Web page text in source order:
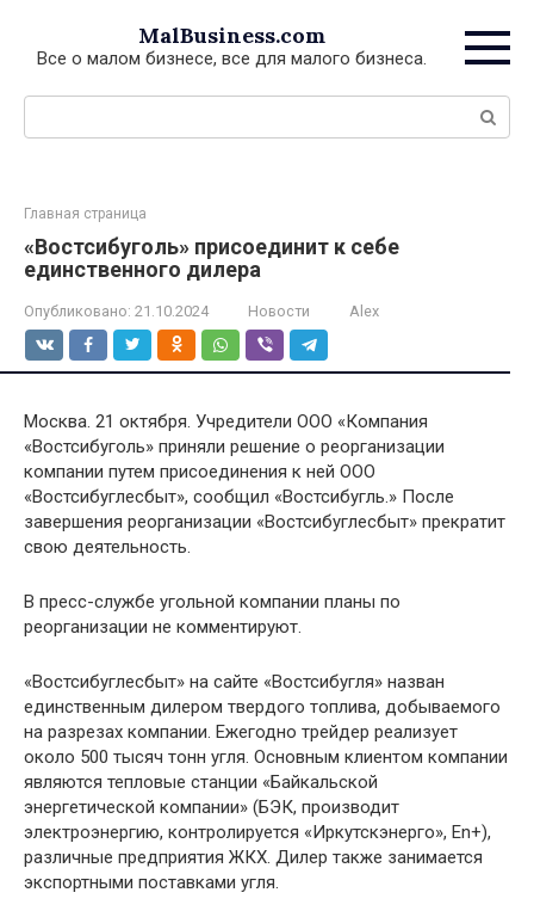
контенту
MalBusiness.com
Все о малом бизнесе, все для малого бизнеса.
Поиск:
Главная страница
«Востсибуголь» присоединит к себе
единственного дилера
Опубликовано: 21.10.2024 Новости Alex
Москва. 21 октября. Учредители ООО «Компания
«Востсибуголь» приняли решение о реорганизации
компании путем присоединения к ней ООО
«Востсибуглесбыт», сообщил «Востсибугль.» После
завершения реорганизации «Востсибуглесбыт» прекратит
свою деятельность.
В пресс-службе угольной компании планы по
реорганизации не комментируют.
«Востсибуглесбыт» на сайте «Востсибугля» назван
единственным дилером твердого топлива, добываемого
на разрезах компании. Ежегодно трейдер реализует
около 500 тысяч тонн угля. Основным клиентом компании
являются тепловые станции «Байкальской
энергетической компании» (БЭК, производит
электроэнергию, контролируется «Иркутскэнерго», En+),
различные предприятия ЖКХ. Дилер также занимается
экспортными поставками угля.